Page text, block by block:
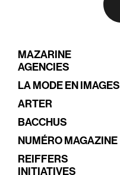
MAZARINE
AGENCIES
LA MODE EN IMAGES
ARTER
BACCHUS
NUMÉRO MAGAZINE
REIFFERS
INITIATIVES